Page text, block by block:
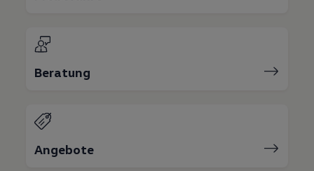
Beratung
Angebote